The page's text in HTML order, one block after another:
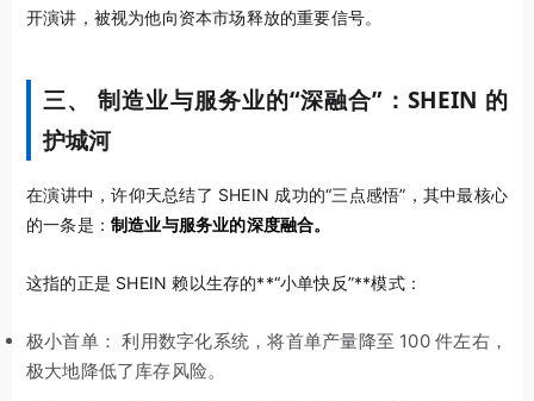
开演讲，被视为他向资本市场释放的重要信号。
三、 制造业与服务业的“深融合”：SHEIN 的
护城河
在演讲中，许仰天总结了 SHEIN 成功的“三点感悟”，其中最核心
的一条是： 制造业与服务业的深度融合。
这指的正是 SHEIN 赖以生存的**“小单快反”**模式：
极小首单： 利用数字化系统，将首单产量降至 100 件左右，
极大地降低了库存风险。